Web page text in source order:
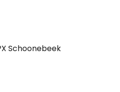
Schoonebeek